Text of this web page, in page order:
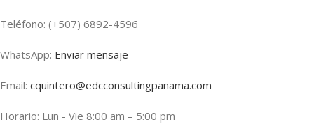
Teléfono: (+507) 6892-4596
WhatsApp: Enviar mensaje
Email: cquintero@edcconsultingpanama.com
Horario: Lun - Vie 8:00 am – 5:00 pm